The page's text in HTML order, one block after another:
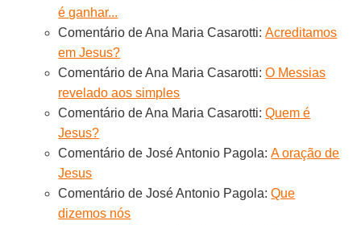
é ganhar...
Comentário de Ana Maria Casarotti:Acreditamos
em Jesus?
Comentário de Ana Maria Casarotti:O Messias
revelado aos simples
Comentário de Ana Maria Casarotti:Quem é
Jesus?
Comentário de José Antonio Pagola:A oração de
Jesus
Comentário de José Antonio Pagola:Que
dizemos nós